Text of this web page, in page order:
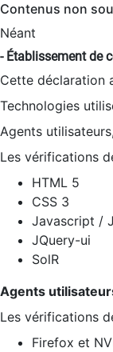
Contenus non
Néant
- Établissement de
Cette déclaration
Technologies
Agents
Les vérifications
HTML 5
CSS 3
Javascript /
JQuery-ui
SolR
Agents
Les vérifications
Firefox et